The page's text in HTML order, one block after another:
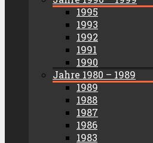
1995
1993
1992
1991
1990
Jahre 1980 – 1989
1989
1988
1987
1986
1983